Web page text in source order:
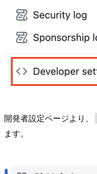
開発者設定ページより、
ます。